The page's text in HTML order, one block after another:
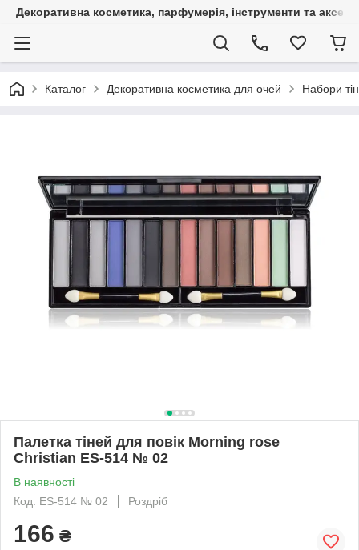
Декоративна косметика, парфумерія, інструменти та
Каталог Декоративна косметика для очей Набори
Палетка тіней для повік Morning rose
Christian ES-514 № 02
В наявності
Код: ES-514 № 02
Роздріб
166 ₴